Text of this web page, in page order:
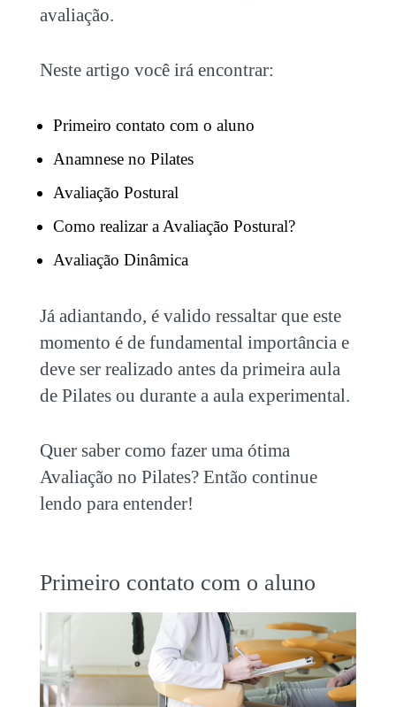
avaliação.
Neste artigo você irá encontrar:
Primeiro contato com o aluno
Anamnese no Pilates
Avaliação Postural
Como realizar a Avaliação Postural?
Avaliação Dinâmica
Já adiantando, é valido ressaltar que este
momento é de fundamental importância e
deve ser realizado antes da primeira aula
de Pilates ou durante a aula experimental.
Quer saber como fazer uma ótima
Avaliação no Pilates? Então continue
lendo para entender!
Primeiro contato com o aluno